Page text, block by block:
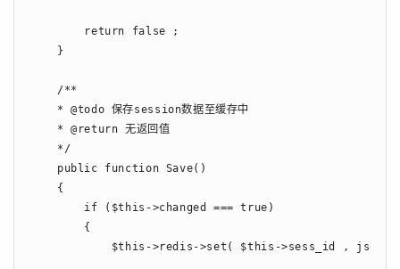
        return false ;
    }
    /**
    * @todo 保存session数据至缓存中
    * @return 无返回值
    */
    public function Save()
    {
        if ($this->changed === true)
        {
$this->redis->set( $this->sess_id ,